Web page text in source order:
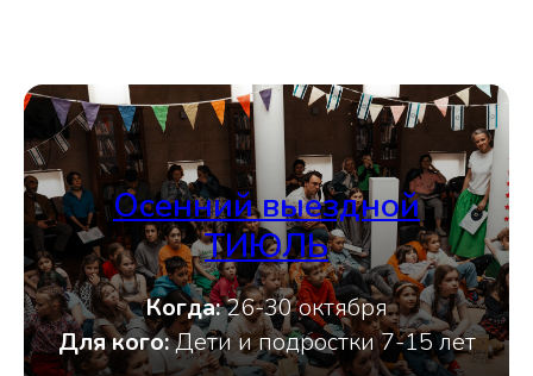
Осенний выездной
ТИЮЛЬ
Когда:26-30 октября
Для кого:Дети и подростки 7-15 лет